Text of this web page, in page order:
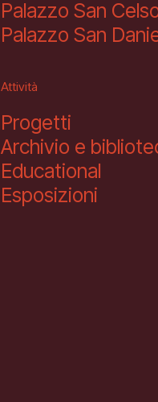
Palazzo San
Palazzo San
Attività
Progetti
Archivio e
Educational
Esposizioni